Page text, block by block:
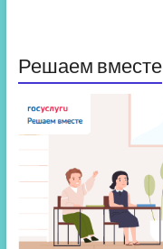
Решаем вместе